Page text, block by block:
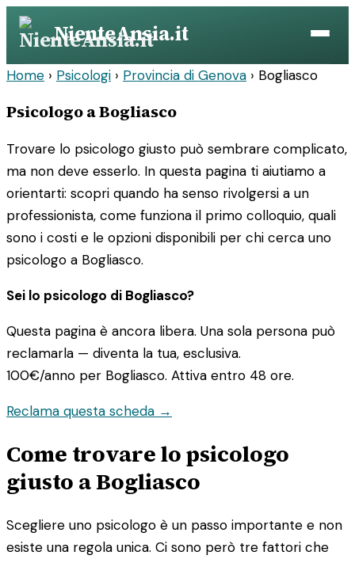
Vai
contenuto
NienteAnsia.it
Home › Psicologi › Provincia di Genova › Bogliasco
Psicologo a Bogliasco
Trovare lo psicologo giusto può sembrare complicato,
ma non deve esserlo. In questa pagina ti aiutiamo a
orientarti: scopri quando ha senso rivolgersi a un
professionista, come funziona il primo colloquio, quali
sono i costi e le opzioni disponibili per chi cerca uno
psicologo a Bogliasco.
Sei lo psicologo di Bogliasco?
Questa pagina è ancora libera. Una sola persona può
reclamarla — diventa la tua, esclusiva.
100€/anno per Bogliasco. Attiva entro 48 ore.
Reclama questa scheda →
Come trovare lo psicologo
giusto a Bogliasco
Scegliere uno psicologo è un passo importante e non
esiste una regola unica. Ci sono però tre fattori che